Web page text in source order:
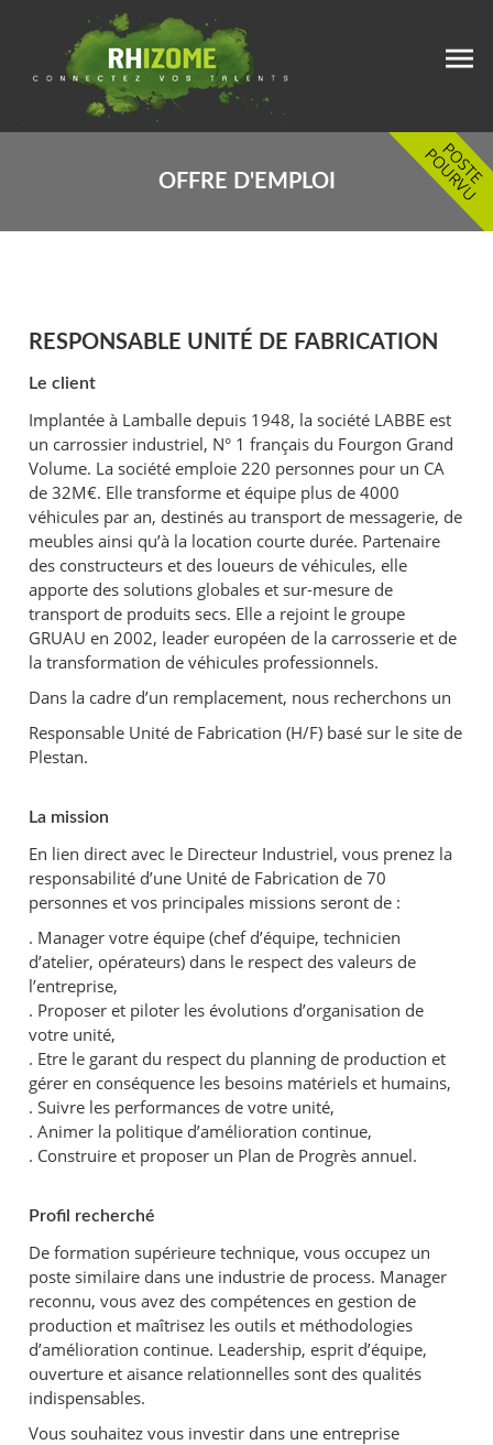
OFFRE D'EMPLOI
RESPONSABLE UNITÉ DE FABRICATION
Le client
Implantée à Lamballe depuis 1948, la société LABBE est
un carrossier industriel, N° 1 français du Fourgon Grand
Volume. La société emploie 220 personnes pour un CA
de 32M€. Elle transforme et équipe plus de 4000
véhicules par an, destinés au transport de messagerie, de
meubles ainsi qu’à la location courte durée. Partenaire
des constructeurs et des loueurs de véhicules, elle
apporte des solutions globales et sur-mesure de
transport de produits secs. Elle a rejoint le groupe
GRUAU en 2002, leader européen de la carrosserie et de
la transformation de véhicules professionnels.
Dans la cadre d’un remplacement, nous recherchons un
Responsable Unité de Fabrication (H/F) basé sur le site de
Plestan.
La mission
En lien direct avec le Directeur Industriel, vous prenez la
responsabilité d’une Unité de Fabrication de 70
personnes et vos principales missions seront de :
. Manager votre équipe (chef d’équipe, technicien
d’atelier, opérateurs) dans le respect des valeurs de
l’entreprise,
. Proposer et piloter les évolutions d’organisation de
votre unité,
. Etre le garant du respect du planning de production et
gérer en conséquence les besoins matériels et humains,
. Suivre les performances de votre unité,
. Animer la politique d’amélioration continue,
. Construire et proposer un Plan de Progrès annuel.
Profil recherché
De formation supérieure technique, vous occupez un
poste similaire dans une industrie de process. Manager
reconnu, vous avez des compétences en gestion de
production et maîtrisez les outils et méthodologies
d’amélioration continue. Leadership, esprit d’équipe,
ouverture et aisance relationnelles sont des qualités
indispensables.
Vous souhaitez vous investir dans une entreprise